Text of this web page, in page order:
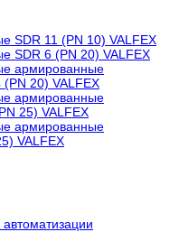
SDR 11 (PN 10) VALFEX
SDR 6 (PN 20) VALFEX
армированные
(PN 20) VALFEX
армированные
25) VALFEX
армированные
VALFEX